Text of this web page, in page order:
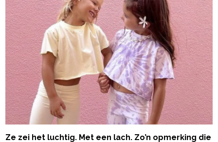
Ze zei het luchtig. Met een lach. Zo’n opmerking die